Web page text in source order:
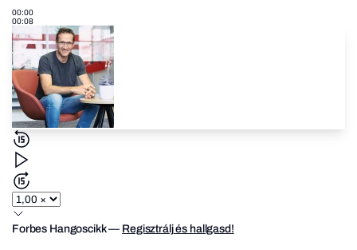
00:00
00:08
Forbes Hangoscikk— Regisztrálj és hallgasd!